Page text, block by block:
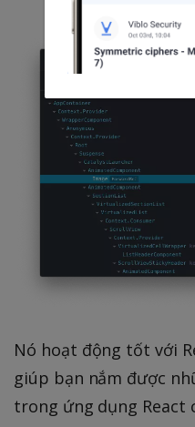
Nó hoạt động tốt với
giúp bạn nắm được
trong ứng dụng React